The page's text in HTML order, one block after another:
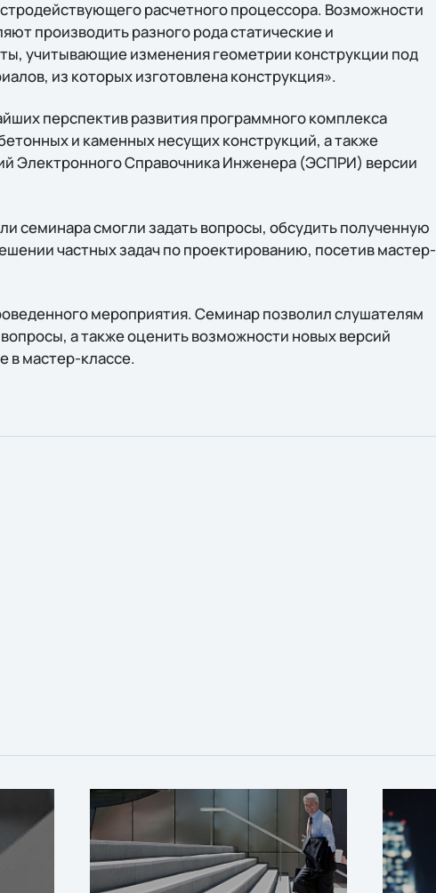
расчетного процессора. Возможности
производить разного рода статические и
учитывающие изменения геометрии конструкции под
из которых изготовлена конструкция».
перспектив развития программного комплекса
и каменных несущих конструкций, а также
Электронного Справочника Инженера (ЭСПРИ) версии
семинара смогли задать вопросы, обсудить полученную
частных задач по проектированию, посетив мастер-
мероприятия. Семинар позволил слушателям
а также оценить возможности новых версий
в мастер-классе.